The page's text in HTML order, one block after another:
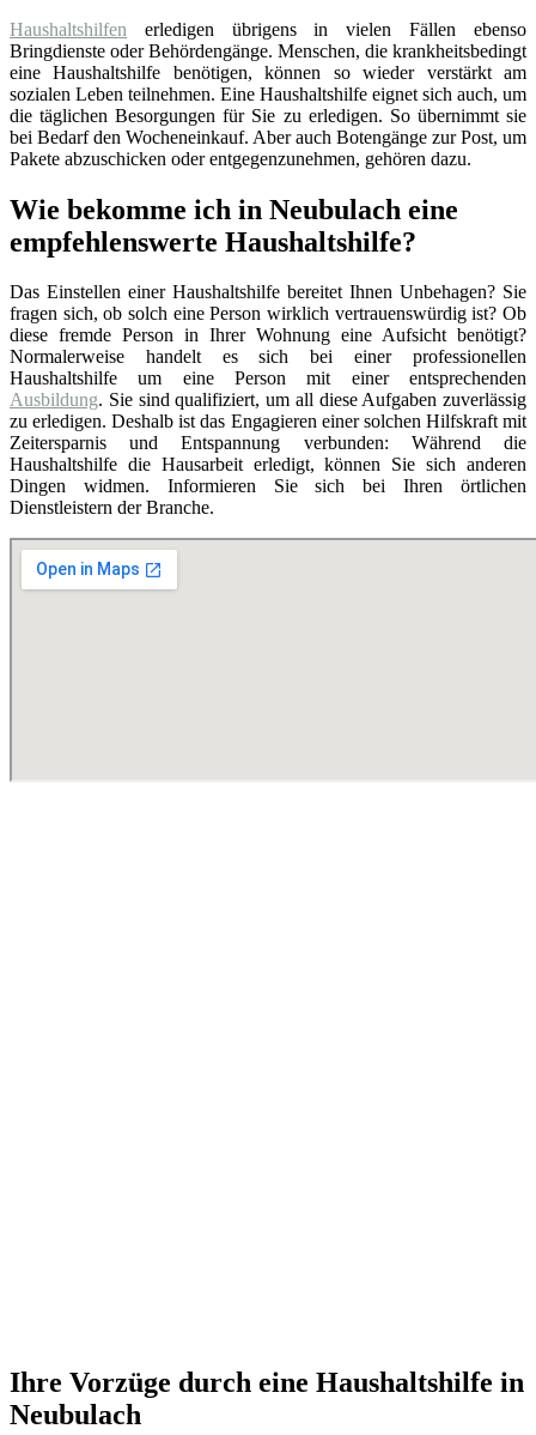
Haushaltshilfen erledigen übrigens in vielen Fällen ebenso
Bringdienste oder Behördengänge. Menschen, die krankheitsbedingt
eine Haushaltshilfe benötigen, können so wieder verstärkt am
sozialen Leben teilnehmen. Eine Haushaltshilfe eignet sich auch, um
die täglichen Besorgungen für Sie zu erledigen. So übernimmt sie
bei Bedarf den Wocheneinkauf. Aber auch Botengänge zur Post, um
Pakete abzuschicken oder entgegenzunehmen, gehören dazu.
Wie bekomme ich in Neubulach eine
empfehlenswerte Haushaltshilfe?
Das Einstellen einer Haushaltshilfe bereitet Ihnen Unbehagen? Sie
fragen sich, ob solch eine Person wirklich vertrauenswürdig ist? Ob
diese fremde Person in Ihrer Wohnung eine Aufsicht benötigt?
Normalerweise handelt es sich bei einer professionellen
Haushaltshilfe um eine Person mit einer entsprechenden
Ausbildung. Sie sind qualifiziert, um all diese Aufgaben zuverlässig
zu erledigen. Deshalb ist das Engagieren einer solchen Hilfskraft mit
Zeitersparnis und Entspannung verbunden: Während die
Haushaltshilfe die Hausarbeit erledigt, können Sie sich anderen
Dingen widmen. Informieren Sie sich bei Ihren örtlichen
Dienstleistern der Branche.
Ihre Vorzüge durch eine Haushaltshilfe in
Neubulach